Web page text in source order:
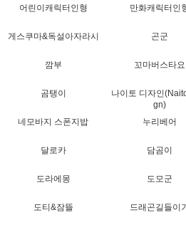
어린이캐릭터인형 만화캐릭터인
게스쿠마&독설아자라시 곤군
깜부 꼬마버스타요
곰탱이
나이토 디자인
gn)
네모바지 스폰지밥 누리베어
달로카 담곰이
도라에몽 도모군
도티&잠뜰 드래곤길들이기